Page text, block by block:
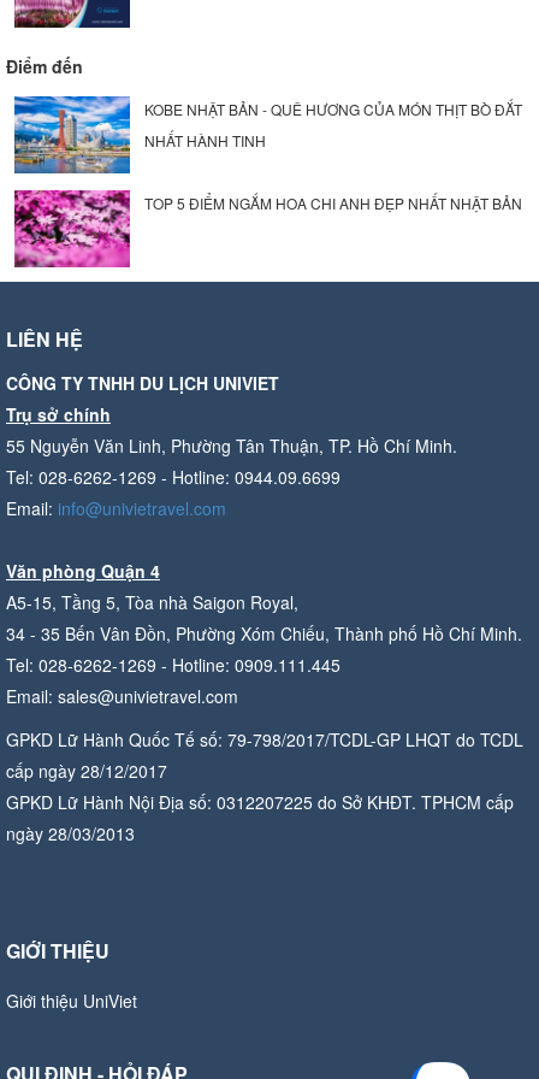
Điểm đến
KOBE NHẬT BẢN - QUÊ HƯƠNG CỦA MÓN THỊT BÒ ĐẮT
NHẤT HÀNH TINH
TOP 5 ĐIỂM NGẮM HOA CHI ANH ĐẸP NHẤT NHẬT BẢN
LIÊN HỆ
CÔNG TY TNHH DU LỊCH UNIVIET
Trụ sở chính
55 Nguyễn Văn Linh, Phường Tân Thuận, TP. Hồ Chí Minh.
Tel: 028-6262-1269 - Hotline: 0944.09.6699
Email: info@univietravel.com
Văn phòng Quận 4
A5-15, Tầng 5, Tòa nhà Saigon Royal,
34 - 35 Bến Vân Đồn, Phường Xóm Chiếu, Thành phố Hồ Chí Minh.
Tel: 028-6262-1269 - Hotline: 0909.111.445
Email: sales@univietravel.com
GPKD Lữ Hành Quốc Tế số: 79-798/2017/TCDL-GP LHQT do TCDL
cấp ngày 28/12/2017
GPKD Lữ Hành Nội Địa số: 0312207225 do Sở KHĐT. TPHCM cấp
ngày 28/03/2013
GIỚI THIỆU
Giới thiệu UniViet